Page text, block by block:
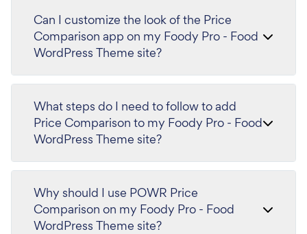
Can I customize the look of the Price
Comparison app on my Foody Pro - Food
WordPress Theme site?
What steps do I need to follow to add
Price Comparison to my Foody Pro - Food
WordPress Theme site?
Why should I use POWR Price
Comparison on my Foody Pro - Food
WordPress Theme site?